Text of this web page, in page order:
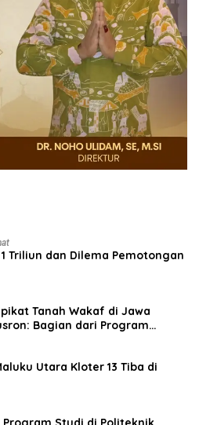
Triliun dan Dilema Pemotongan
Tanah Wakaf di Jawa
Bagian dari Program
Utara Kloter 13 Tiba di